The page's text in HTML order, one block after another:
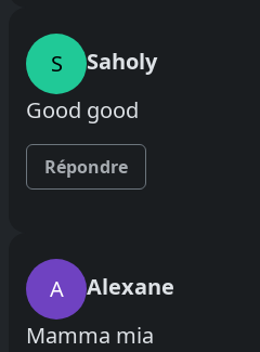
S
Saholy
Good good
Répondre
A
Alexane
Mamma mia